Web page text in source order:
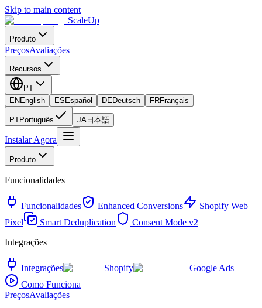
Skip to main content
ScaleUp
Produto
PreçosAvaliações
Recursos
PT
EN English ES Español DEDeutsch FRFrançais
PTPortuguês JA 日本語
Instalar Agora
Produto
Funcionalidades
Funcionalidades Enhanced Conversions
Shopify Web
Pixel
Smart Deduplication
Consent Mode v2
Integrações
Integrações Shopify
Google Ads
Como Funciona
PreçosAvaliações